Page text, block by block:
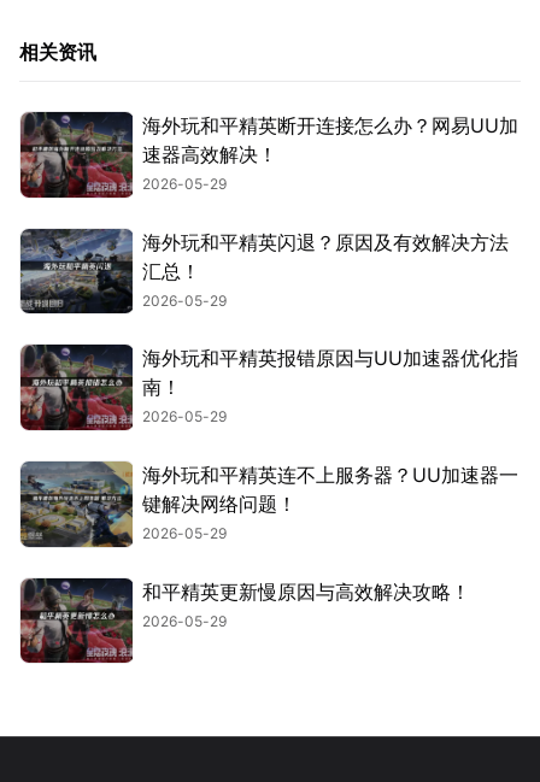
相关资讯
海外玩和平精英断开连接怎么办？网易UU加
速器高效解决！
2026-05-29
海外玩和平精英闪退？原因及有效解决方法
汇总！
2026-05-29
海外玩和平精英报错原因与UU加速器优化指
南！
2026-05-29
海外玩和平精英连不上服务器？UU加速器一
键解决网络问题！
2026-05-29
和平精英更新慢原因与高效解决攻略！
2026-05-29